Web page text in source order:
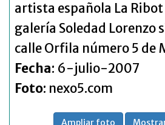
artista española La
galería Soledad Lorenzo
calle Orfila número 5 de
Fecha: 6-julio-2007
Foto: nexo5.com
Ampliar foto